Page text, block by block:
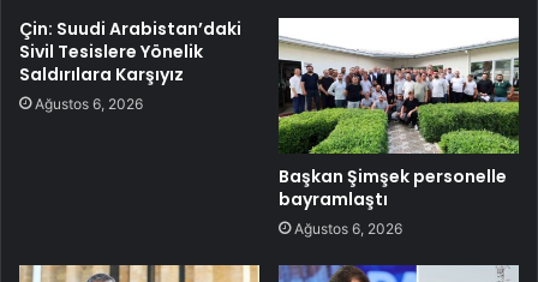
Çin: Suudi Arabistan’daki
Sivil Tesislere Yönelik
Saldırılara Karşıyız
Ağustos 6, 2026
Başkan Şimşek personelle
bayramlaştı
Ağustos 6, 2026